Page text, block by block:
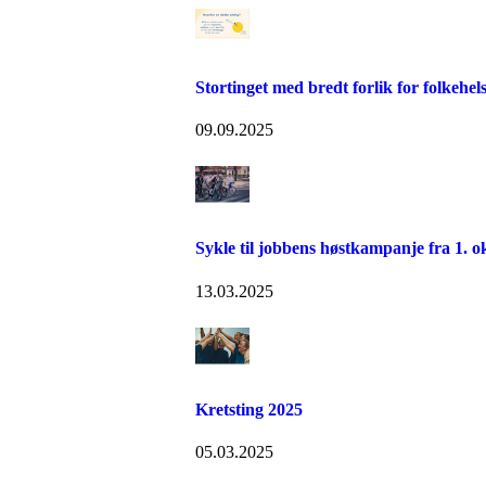
Stortinget med bredt forlik for
09.09.2025
Sykle til jobbens høstkampanje fra 1.
13.03.2025
Kretsting 2025
05.03.2025